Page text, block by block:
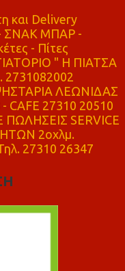
και Delivery
ΣΝΑΚ ΜΠΑΡ -
- Πίτες
" Η ΠΙΑΤΣΑ
ΛΕΩΝΙΔΑΣ
27310 20510
SERVICE
2οχλμ.
27310 26347